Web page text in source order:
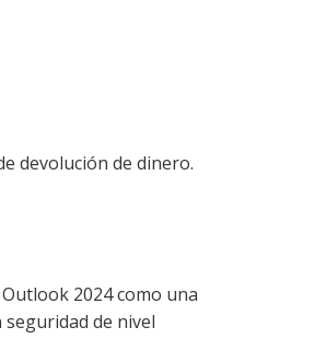
devolución de dinero.
2024 como una
de nivel